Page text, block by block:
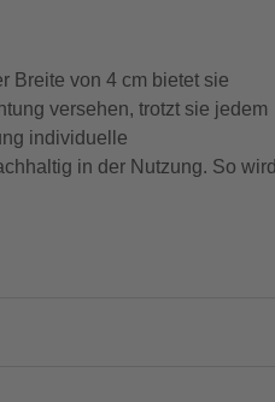
Breite von 4 cm bietet sie
versehen, trotzt sie jedem
individuelle
in der Nutzung. So wird